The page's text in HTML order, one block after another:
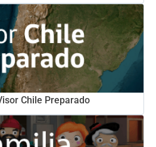
Chile Preparado